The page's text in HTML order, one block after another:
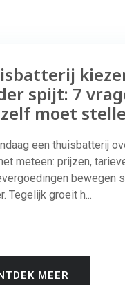
spijt: 7
moet
een thuisbatterij
meteen: prijzen,
bewegen
Tegelijk groeit h...
MEER